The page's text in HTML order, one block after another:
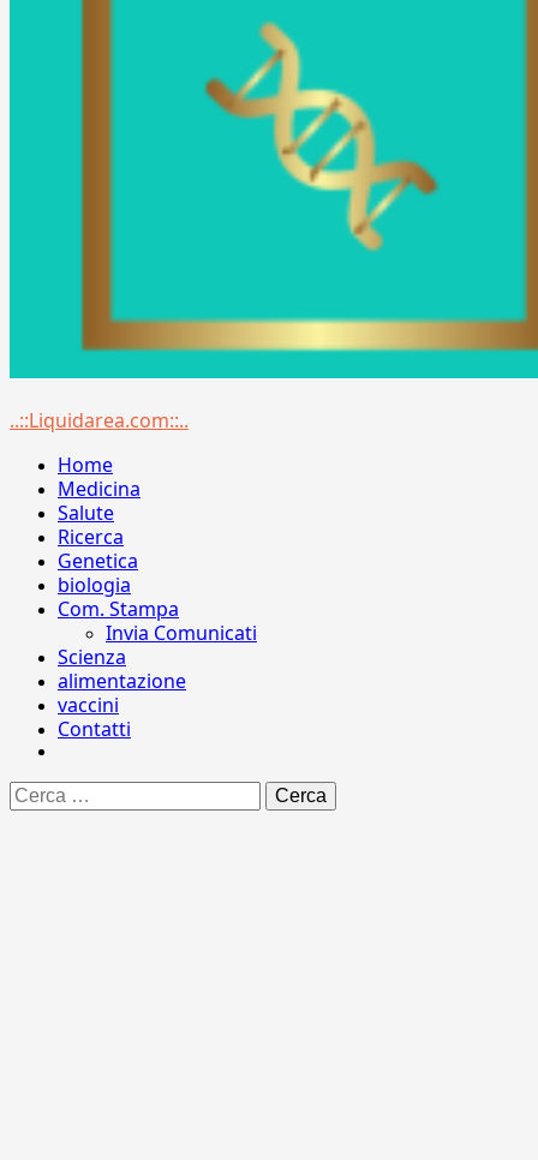
Menu
..::Liquidarea.com::..
Home
Medicina
Salute
Ricerca
Genetica
biologia
Com. Stampa
Invia Comunicati
Scienza
alimentazione
vaccini
Contatti
Ricerca
per: